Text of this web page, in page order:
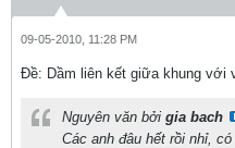
09-05-2010, 11:28 PM
Ðề: Dầm liên kết giữa khung với
Nguyên văn bởi gia bach
Các anh đâu hết rồi nhỉ,